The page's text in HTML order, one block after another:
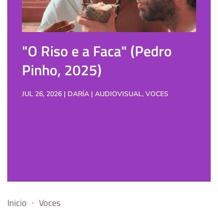
"O Riso e a Faca" (Pedro
Pinho, 2025)
JUL 26, 2026 | DARÍA | AUDIOVISUAL, VOCES
Inicio Voces